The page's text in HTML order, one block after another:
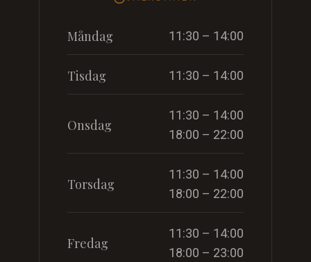
Måndag 11:30 – 14:00
Tisdag 11:30 – 14:00
Onsdag
11:30 – 14:00
18:00 – 22:00
Torsdag
11:30 – 14:00
18:00 – 22:00
Fredag
11:30 – 14:00
18:00 – 23:00